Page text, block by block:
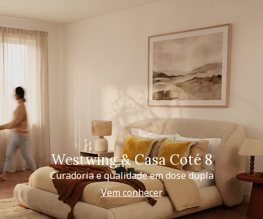
Westwing & Casa Coté 8
Curadoria e qualidade em dose dupla
Vem conhecer